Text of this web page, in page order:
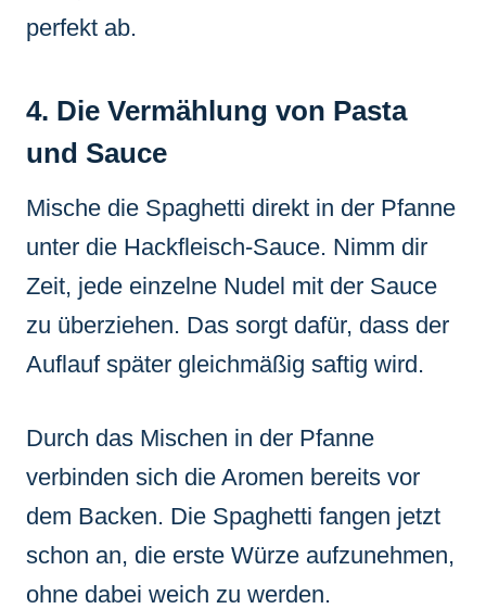
perfekt ab.
4. Die Vermählung von Pasta
und Sauce
Mische die Spaghetti direkt in der Pfanne
unter die Hackfleisch-Sauce. Nimm dir
Zeit, jede einzelne Nudel mit der Sauce
zu überziehen. Das sorgt dafür, dass der
Auflauf später gleichmäßig saftig wird.
Durch das Mischen in der Pfanne
verbinden sich die Aromen bereits vor
dem Backen. Die Spaghetti fangen jetzt
schon an, die erste Würze aufzunehmen,
ohne dabei weich zu werden.